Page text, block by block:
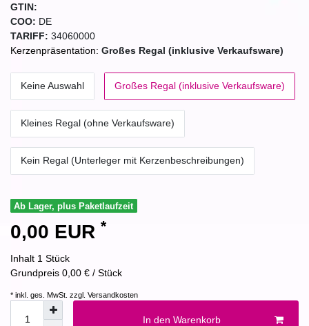
GTIN:
COO: DE
TARIFF: 34060000
Kerzenpräsentation: Großes Regal (inklusive Verkaufsware)
Keine Auswahl Großes Regal (inklusive Verkaufsware)
Kleines Regal (ohne Verkaufsware)
Kein Regal (Unterleger mit Kerzenbeschreibungen)
Ab Lager, plus Paketlaufzeit
0,00 EUR *
Inhalt 1 Stück
Grundpreis 0,00 € / Stück
* inkl. ges. MwSt. zzgl. Versandkosten
In den Warenkorb